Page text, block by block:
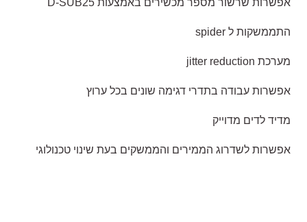
אפשרות שרשור מספר מכשירים באמצעות D-SUB25
התממשקות ל spider
מערכת jitter reduction
אפשרות עבודה בתדרי דגימה שונים בכל ערוץ
מדיד לדים מדוייק
אפשרות לשדרוג הממירים והממשקים בעת שינוי טכנולוגי